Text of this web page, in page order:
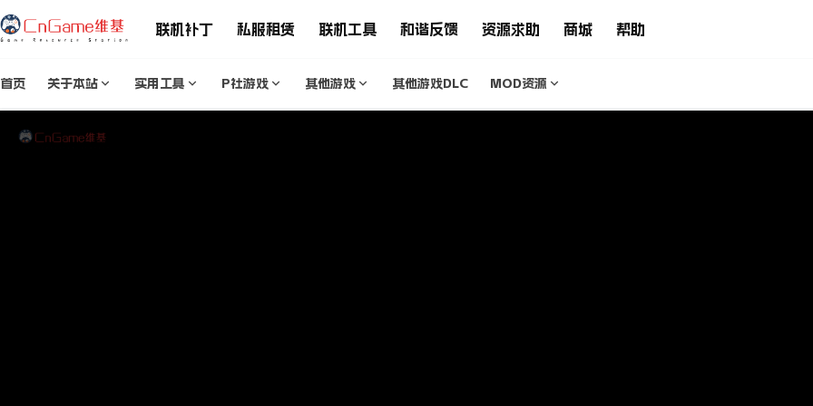
联机补丁 私服租赁 联机工具 和谐反馈 资源求助 商城 帮助
首页 关于本站 实用工具 P社游戏 其他游戏 其他游戏DLC MOD资源